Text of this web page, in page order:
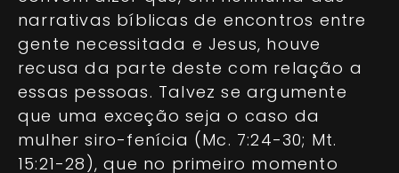
narrativas bíblicas de encontros entre
gente necessitada e Jesus, houve
recusa da parte deste com relação a
essas pessoas. Talvez se argumente
que uma exceção seja o caso da
mulher siro-fenícia (Mc. 7:24-30; Mt.
15:21-28), que no primeiro momento